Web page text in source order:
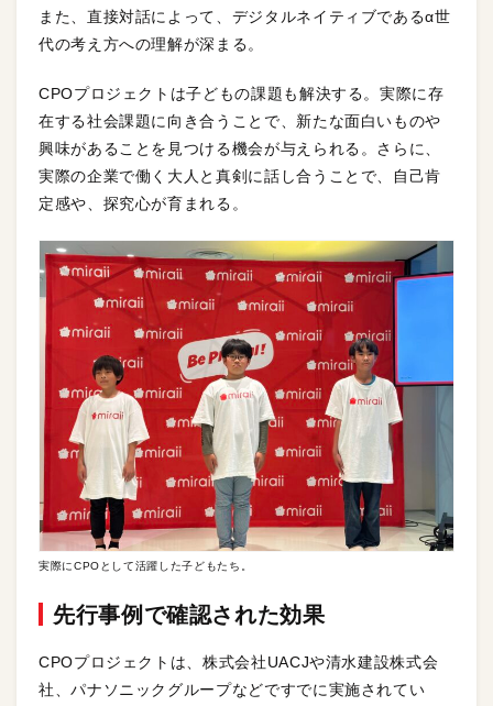
また、直接対話によって、デジタルネイティブであるα世
代の考え方への理解が深まる。
CPOプロジェクトは子どもの課題も解決する。実際に存
在する社会課題に向き合うことで、新たな面白いものや
興味があることを見つける機会が与えられる。さらに、
実際の企業で働く大人と真剣に話し合うことで、自己肯
定感や、探究心が育まれる。
実際にCPOとして活躍した子どもたち。
先行事例で確認された効果
CPOプロジェクトは、株式会社UACJや清水建設株式会
社、パナソニックグループなどですでに実施されてい